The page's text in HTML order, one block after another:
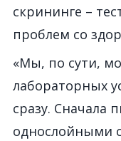
скрининге –
проблем со
«Мы, по сути,
лабораторных
сразу. Сначала
однослойными